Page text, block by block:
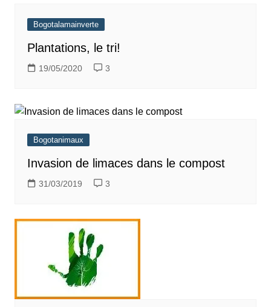
Bogotalamainverte
Plantations, le tri!
19/05/2020 3
Bogotanimaux
Invasion de limaces dans le compost
31/03/2019 3